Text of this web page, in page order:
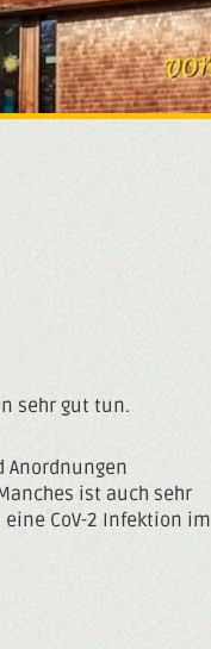
sehr gut tun.
Anordnungen
ist auch sehr
CoV-2 Infektion im